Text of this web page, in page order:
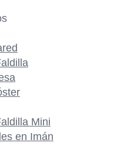
Mini
en Imán